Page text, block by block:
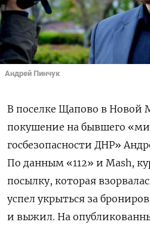
Андрей Пинчук
В поселке Щапово в Новой
покушение на бывшего
госбезопасности ДНР»
По данным «112» и Mash,
посылку, которая
успел укрыться за
и выжил. На